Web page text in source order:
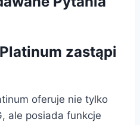
zastąpi
oferuje nie tylko
ale posiada funkcje